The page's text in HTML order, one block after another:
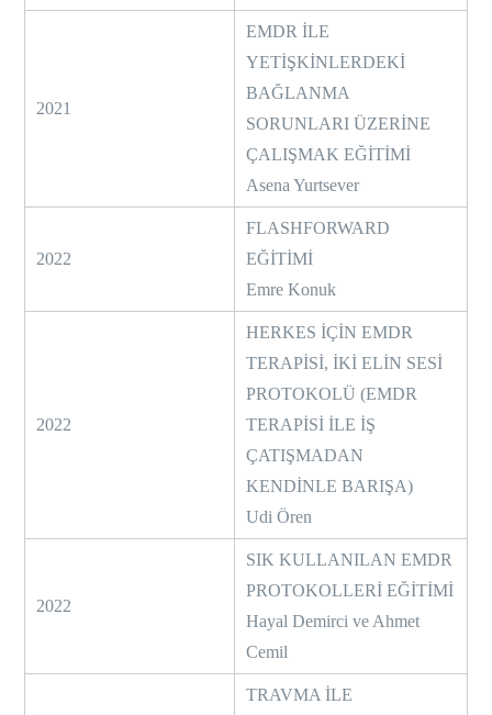
2021
EMDR İLE
YETİŞKİNLERDEKİ
BAĞLANMA
SORUNLARI ÜZERİNE
ÇALIŞMAK EĞİTİMİ
Asena Yurtsever
2022
FLASHFORWARD
EĞİTİMİ
Emre Konuk
2022
HERKES İÇİN EMDR
TERAPİSİ, İKİ ELİN SESİ
PROTOKOLÜ (EMDR
TERAPİSİ İLE İŞ
ÇATIŞMADAN
KENDİNLE BARIŞA)
Udi Ören
2022
SIK KULLANILAN EMDR
PROTOKOLLERİ EĞİTİMİ
Hayal Demirci ve Ahmet
Cemil
TRAVMA İLE